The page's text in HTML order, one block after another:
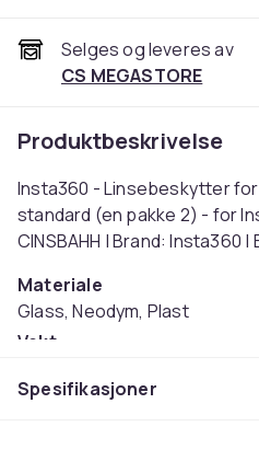
Selges og leveres av
CS MEGASTORE
Produktbeskrivelse
Insta360 - Linsebeskytter
standard (en pakke 2) - for
CINSBAHH | Brand: Insta360
Materiale
Glass, Neodym, Plast
Vekt
Artikkel nr.
Spesifikasjoner